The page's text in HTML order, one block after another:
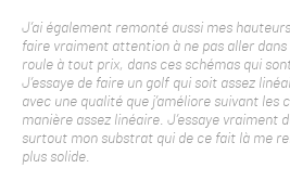
J’ai également remonté aussi mes
faire vraiment attention à ne pas aller dans
roule à tout prix, dans ces schémas qui
J’essaye de faire un golf qui soit assez
avec une qualité que j’améliore suivant les
manière assez linéaire. J’essaye vraiment
surtout mon substrat qui de ce fait là me
plus solide.